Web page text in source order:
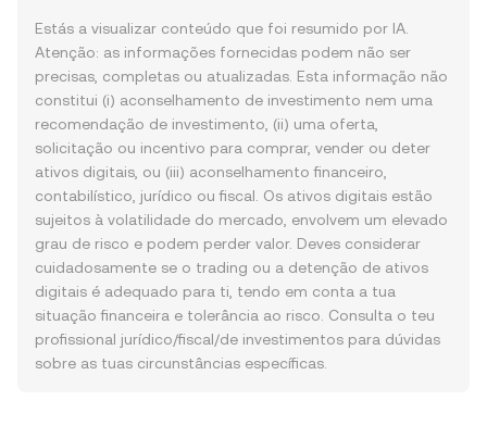
Estás a visualizar conteúdo que foi resumido por IA.
Atenção: as informações fornecidas podem não ser
precisas, completas ou atualizadas. Esta informação não
constitui (i) aconselhamento de investimento nem uma
recomendação de investimento, (ii) uma oferta,
solicitação ou incentivo para comprar, vender ou deter
ativos digitais, ou (iii) aconselhamento financeiro,
contabilístico, jurídico ou fiscal. Os ativos digitais estão
sujeitos à volatilidade do mercado, envolvem um elevado
grau de risco e podem perder valor. Deves considerar
cuidadosamente se o trading ou a detenção de ativos
digitais é adequado para ti, tendo em conta a tua
situação financeira e tolerância ao risco. Consulta o teu
profissional jurídico/fiscal/de investimentos para dúvidas
sobre as tuas circunstâncias específicas.